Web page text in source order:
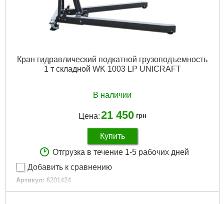
Кран гидравлический подкатной грузоподъемность
1 т складной WK 1003 LP UNICRAFT
В наличии
Цена:21 450 грн
Купить
Отгрузка в течение 1-5 рабочих дней
Добавить к сравнению
Артикул: 6201424
Код товара: 29.44.99